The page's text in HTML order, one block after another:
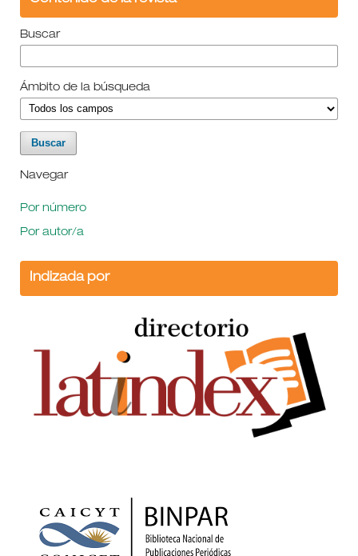
Buscar
Ámbito de la búsqueda
Navegar
Por número
Por autor/a
Indizada por